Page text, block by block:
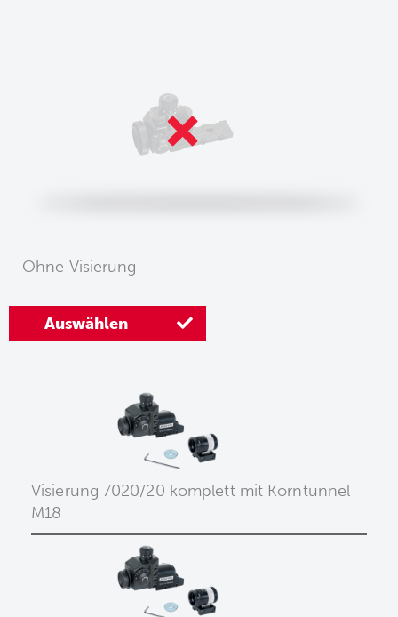
Ohne Visierung
Auswählen
Visierung 7020/20 komplett mit Korntunnel
M18